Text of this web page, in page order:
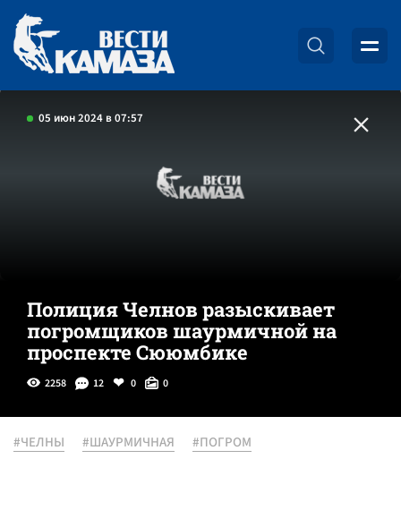
05 июн 2024 в 07:57
Полиция Челнов разыскивает
погромщиков шаурмичной на
проспекте Сююмбике
2258 12 0 0
#ЧЕЛНЫ #ШАУРМИЧНАЯ #ПОГРОМ